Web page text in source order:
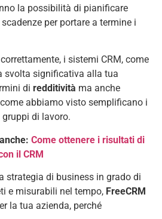
la possibilità di pianificare
per portare a termine i
i sistemi CRM, come
svolta significativa alla tua
di redditività ma anche
come abbiamo visto semplificano i
gruppi di lavoro.
Come ottenere i risultati di
il CRM
strategia di business in grado di
e misurabili nel tempo, FreeCRM
la tua azienda, perché